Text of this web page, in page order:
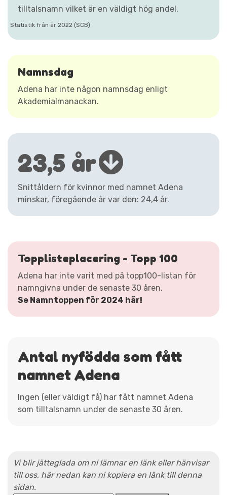
tilltalsnamn vilket är en väldigt hög andel.
Statistik från år 2022 (SCB)
Namnsdag
Adena har inte någon namnsdag enligt
Akademialmanackan.
23,5 år
Snittåldern för kvinnor med namnet Adena
minskar, föregående år var den: 24,4 år.
Topplisteplacering - Topp 100
Adena har inte varit med på topp100-listan för
namngivna under de senaste 30 åren.
Se Namntoppen för 2024 här!
Antal nyfödda som fått
namnet Adena
Ingen (eller väldigt få) har fått namnet Adena
som tilltalsnamn under de senaste 30 åren.
Vi blir jätteglada om ni lämnar en länk eller hänvisar
till oss, här nedan kan ni kopiera en länk till denna
sidan.